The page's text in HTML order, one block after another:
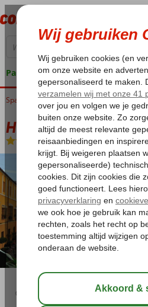
Pakketgarantie
Home
Spanje Costa de la Luz Sevilla Hotel Las
Hotel Las Casas de
Logies-Hotel
02:45